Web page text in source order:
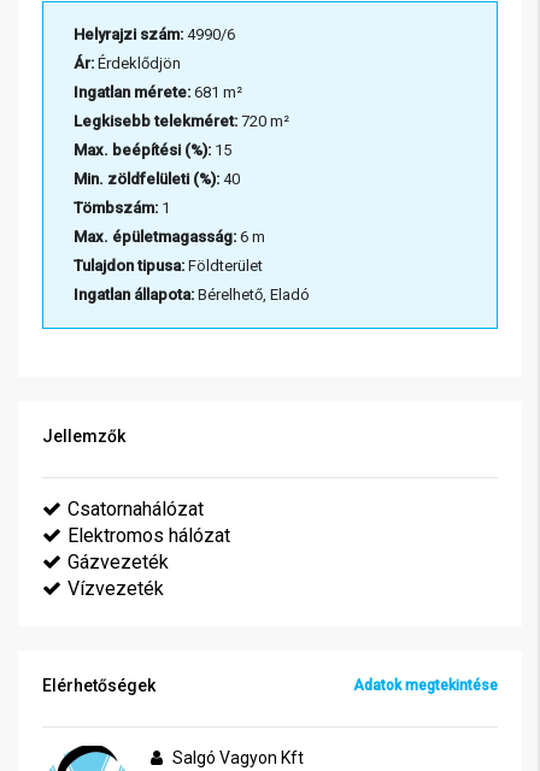
Helyrajzi szám: 4990/6
Ár: Érdeklődjön
Ingatlan mérete: 681 m²
Legkisebb telekméret: 720 m²
Max. beépítési (%): 15
Min. zöldfelületi (%): 40
Tömbszám: 1
Max. épületmagasság: 6 m
Tulajdon tipusa: Földterület
Ingatlan állapota: Bérelhető, Eladó
Jellemzők
Csatornahálózat
Elektromos hálózat
Gázvezeték
Vízvezeték
Elérhetőségek Adatok megtekintése
Salgó Vagyon Kft